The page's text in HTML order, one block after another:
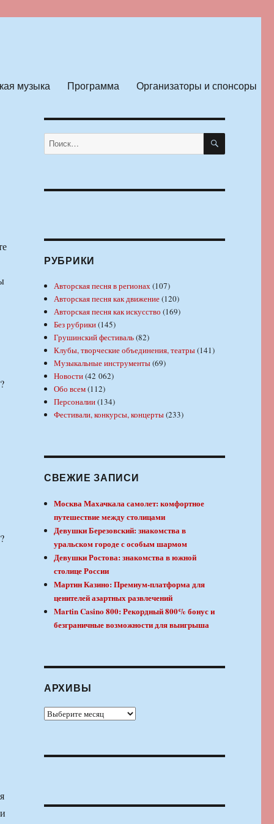
музыка Программа Организаторы и спонсоры
Искать: ПОИСК
РУБРИКИ
Авторская песня в регионах(107)
Авторская песня как движение(120)
Авторская песня как искусство (169)
Без рубрики(145)
Грушинский фестиваль(82)
Клубы, творческие объединения, театры(141)
Музыкальные инструменты(69)
Новости(42 062)
Обо всем(112)
Персоналии(134)
Фестивали, конкурсы, концерты(233)
СВЕЖИЕ ЗАПИСИ
Москва Махачкала самолет: комфортное
путешествие между столицами
Девушки Березовский: знакомства в
уральском городе с особым шармом
Девушки Ростова: знакомства в южной
столице России
Мартин Казино: Премиум-платформа для
ценителей азартных развлечений
Martin Casino 800: Рекордный 800% бонус и
безграничные возможности для выигрыша
АРХИВЫ
Архивы